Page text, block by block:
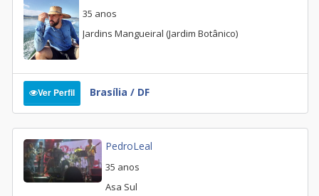
35 anos
Jardins Mangueiral (Jardim Botânico)
Ver Perfil Brasília / DF
PedroLeal
35 anos
Asa Sul